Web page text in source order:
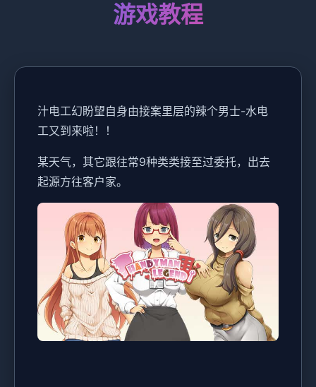
游戏教程
汁电工幻盼望自身由接案里层的辣个男士-水电
工又到来啦！！
某天气，其它跟往常9种类类接至过委托，出去
起源方往客户家。